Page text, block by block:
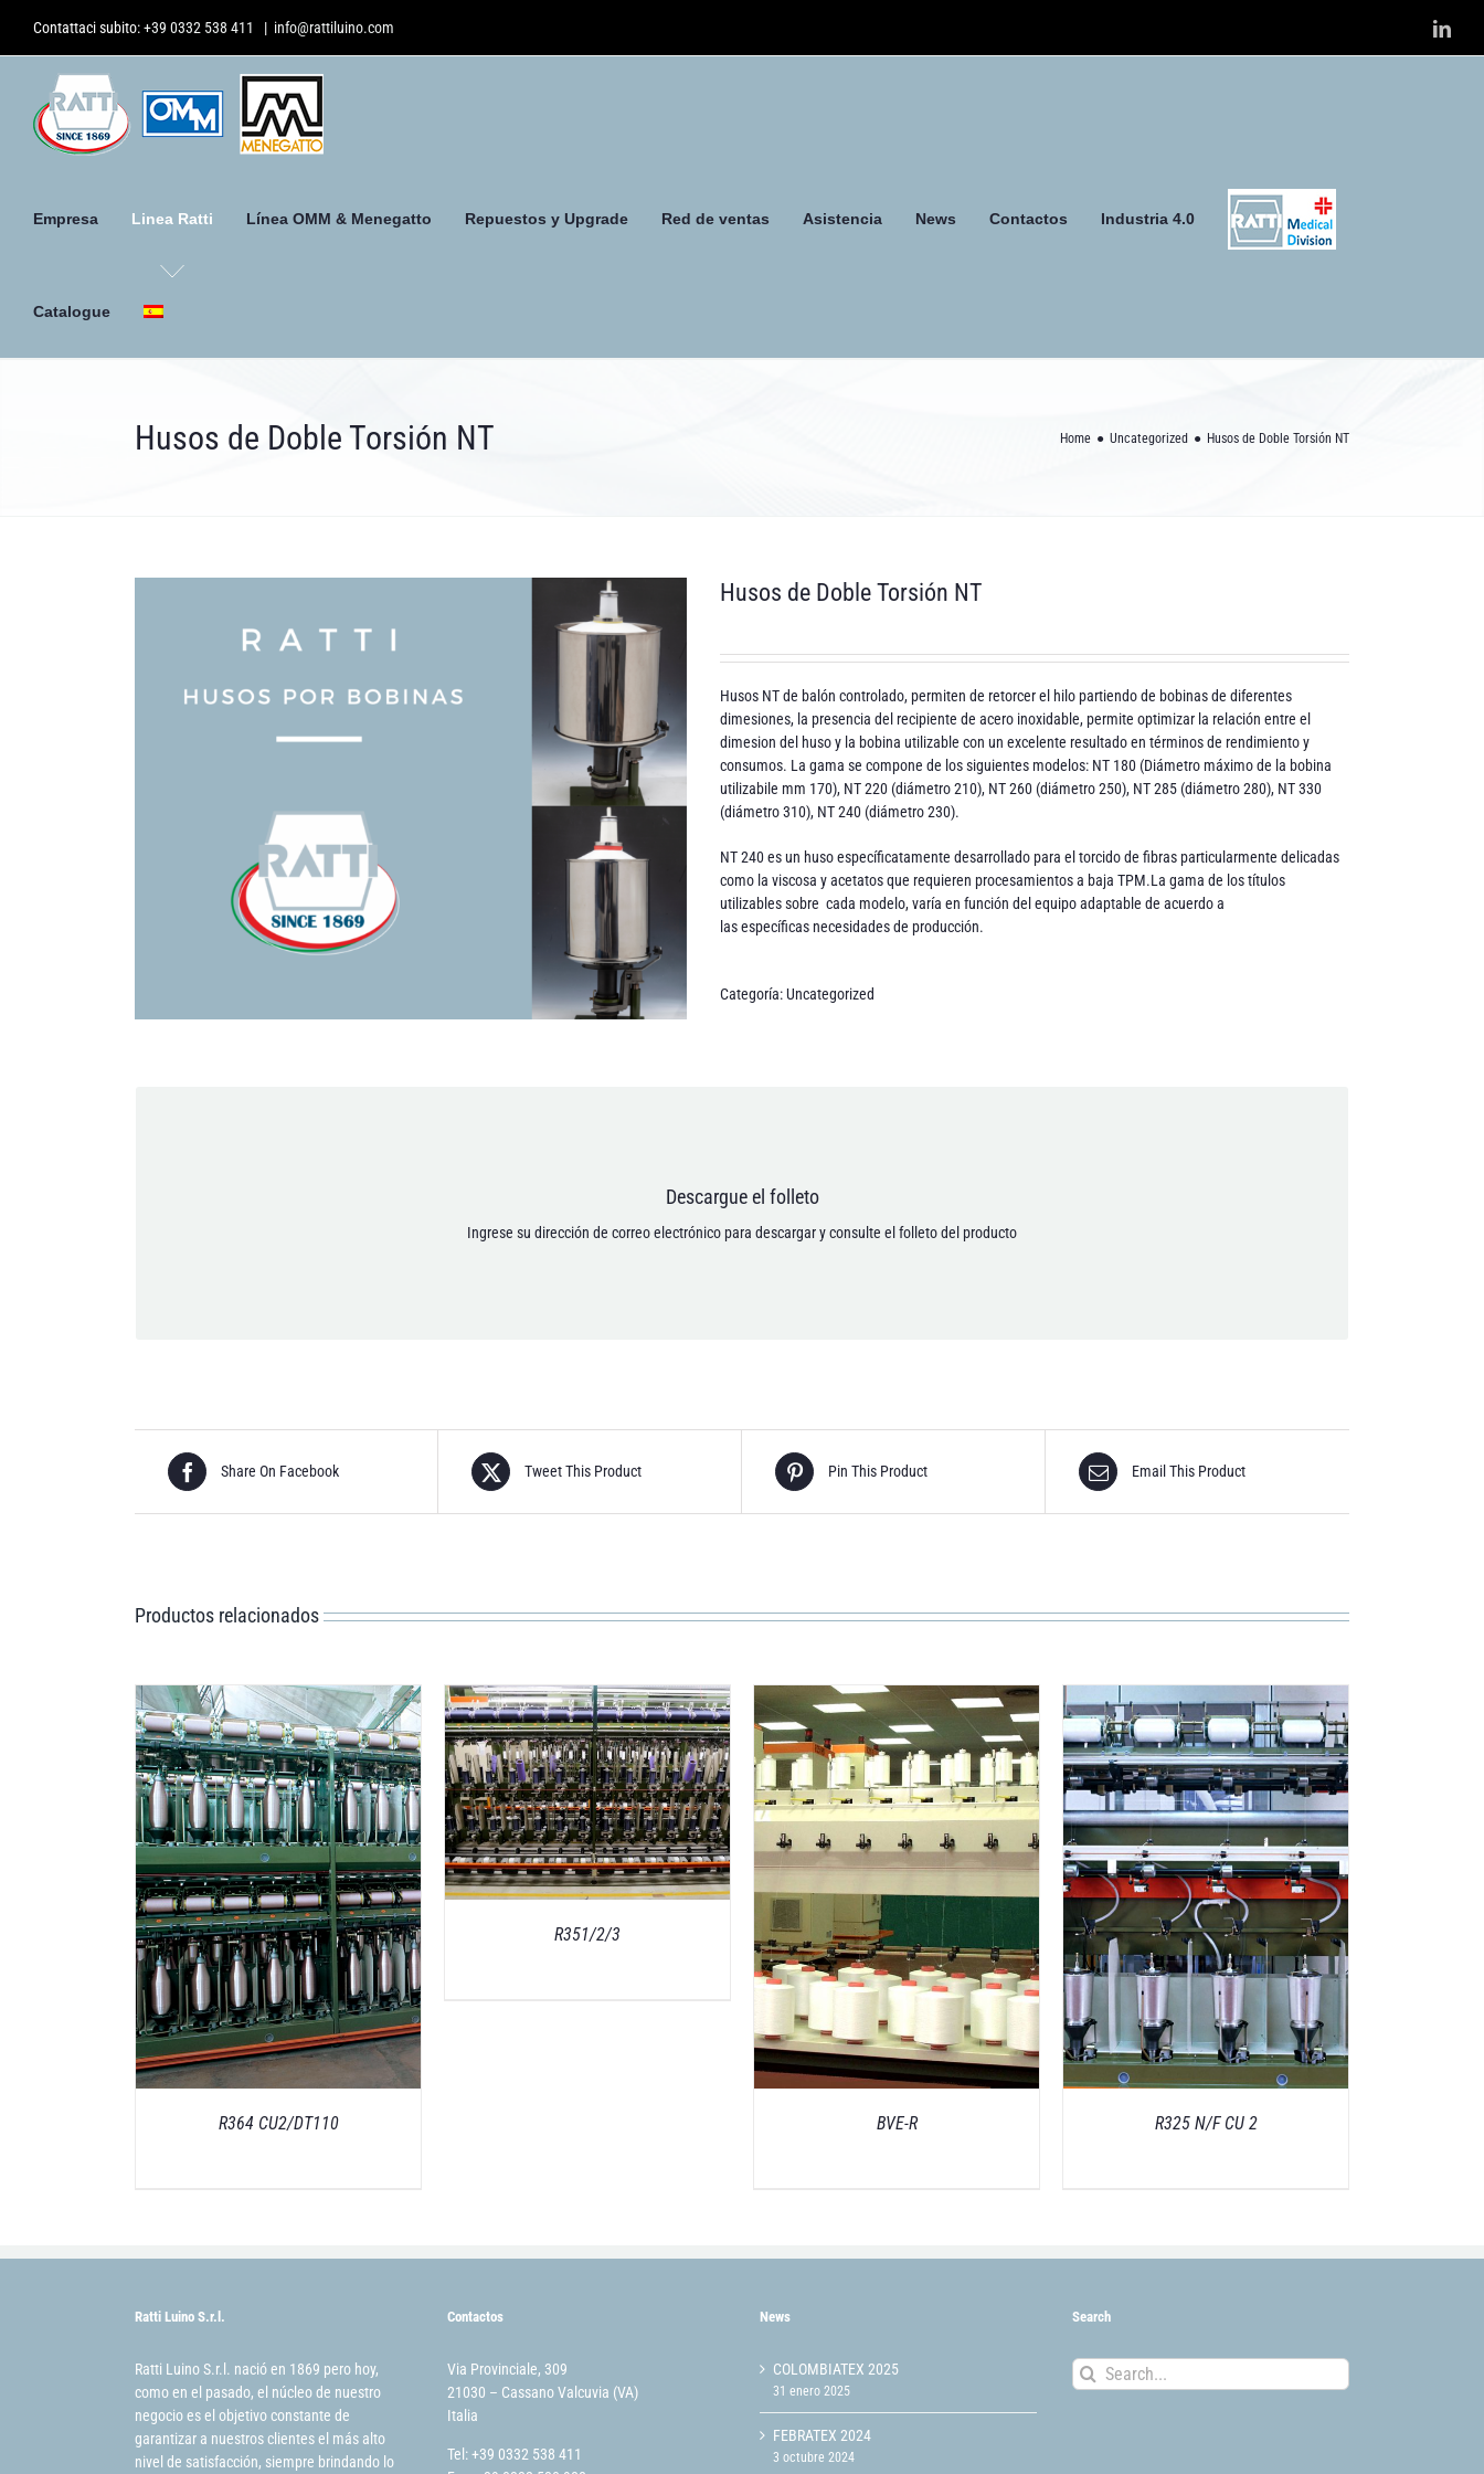
content
Contattaci subito:+39 0332 538 411 | info@rattiluino.com
Empresa Linea Ratti Línea OMM & Menegatto Repuestos y Upgrade Red de ventas Asistencia News Contactos Industria 4.0
Catalogue
Husos de Doble Torsión NT Home Uncategorized Husos de Doble Torsión NT
Husos de Doble Torsión NT
Husos NT de balón controlado, permiten de retorcer el hilo partiendo de bobinas de diferentes
dimesiones, la presencia del recipiente de acero inoxidable, permite optimizar la relación entre el
dimesion del huso y la bobina utilizable con un excelente resultado en términos de rendimiento y
consumos. La gama se compone de los siguientes modelos: NT 180 (Diámetro máximo de la bobina
utilizabile mm 170), NT 220 (diámetro 210), NT 260 (diámetro 250), NT 285 (diámetro 280), NT 330
(diámetro 310), NT 240 (diámetro 230).
NT 240 es un huso específicatamente desarrollado para el torcido de fibras particularmente delicadas
como la viscosa y acetatos que requieren procesamientos a baja TPM.La gama de los títulos
utilizables sobre cada modelo, varía en función del equipo adaptable de acuerdo a
las específicas necesidades de producción.
Categoría:Uncategorized
Descargue el folleto
Ingrese su dirección de correo electrónico para descargar y consulte el folleto del producto
Doy mi consentimiento para que mis datos personales se guarden de acuerdo con la Política de privacidad.
[anr_nocaptcha g-recaptcha-response]
Share On Facebook Tweet This Product Pin This Product Email This Product
Productos relacionados
R364 CU2/DT110
DETAILS
R351/2/3
DETAILS
BVE-R R325 N/F CU 2
Ratti Luino S.r.l.
Ratti Luino S.r.l. nació en 1869 pero hoy,
como en el pasado, el núcleo de nuestro
negocio es el objetivo constante de
garantizar a nuestros clientes el más alto
nivel de satisfacción, siempre brindando lo
Contactos
Via Provinciale, 309
21030 – Cassano Valcuvia (VA)
Italia
Tel: +39 0332 538 411
News
COLOMBIATEX 2025
31 enero 2025
FEBRATEX 2024
3 octubre 2024
Search
Search
for: